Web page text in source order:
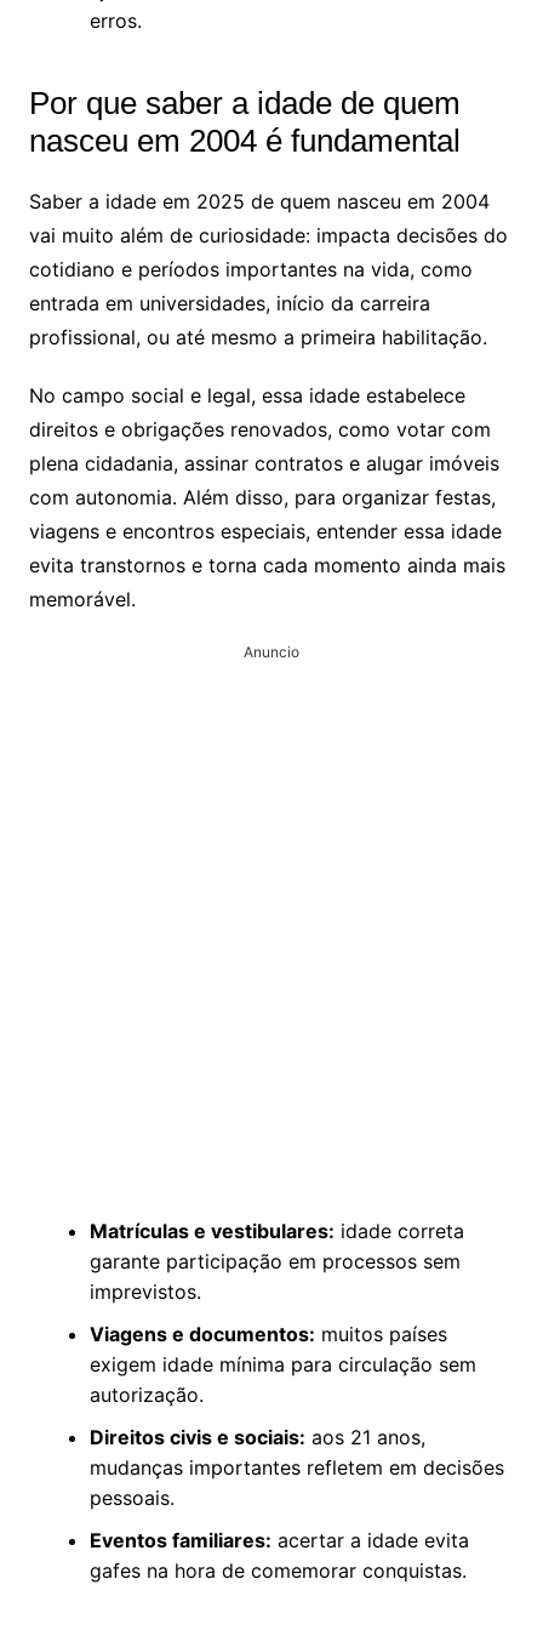
erros.
Por que saber a idade de quem
nasceu em 2004 é fundamental
Saber a idade em 2025 de quem nasceu em 2004
vai muito além de curiosidade: impacta decisões do
cotidiano e períodos importantes na vida, como
entrada em universidades, início da carreira
profissional, ou até mesmo a primeira habilitação.
No campo social e legal, essa idade estabelece
direitos e obrigações renovados, como votar com
plena cidadania, assinar contratos e alugar imóveis
com autonomia. Além disso, para organizar festas,
viagens e encontros especiais, entender essa idade
evita transtornos e torna cada momento ainda mais
memorável.
Anuncio
Matrículas e vestibulares: idade correta
garante participação em processos sem
imprevistos.
Viagens e documentos: muitos países
exigem idade mínima para circulação sem
autorização.
Direitos civis e sociais: aos 21 anos,
mudanças importantes refletem em decisões
pessoais.
Eventos familiares: acertar a idade evita
gafes na hora de comemorar conquistas.